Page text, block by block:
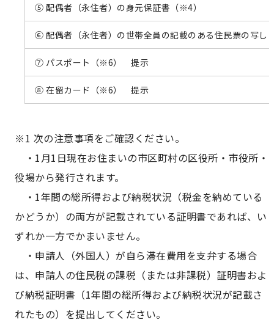
⑤ 配偶者（永住者）の身元保証書（※4）
⑥ 配偶者（永住者）の世帯全員の記載のある住民票の写
⑦ パスポート（※6） 提示
⑧ 在留カード（※6） 提示
※1 次の注意事項をご確認ください。
・1月1日現在お住まいの市区町村の区役所・市役所・
役場から発行されます。
・1年間の総所得および納税状況（税金を納めている
かどうか）の両方が記載されている証明書であれば、い
ずれか一方でかまいません。
・申請人（外国人）が自ら滞在費用を支弁する場合
は、申請人の住民税の課税（または非課税）証明書およ
び納税証明書（1年間の総所得および納税状況が記載さ
れたもの）を提出してください。